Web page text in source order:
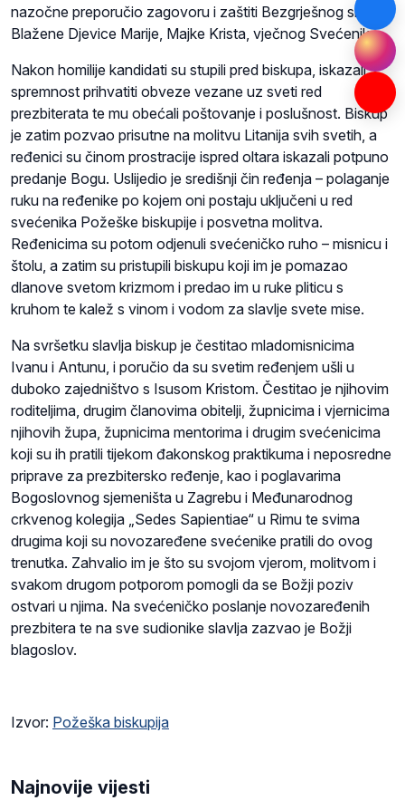
nazočne preporučio zagovoru i zaštiti Bezgrješnog srca
Blažene Djevice Marije, Majke Krista, vječnog Svećenika.
Nakon homilije kandidati su stupili pred biskupa, iskazali
spremnost prihvatiti obveze vezane uz sveti red
prezbiterata te mu obećali poštovanje i poslušnost. Biskup
je zatim pozvao prisutne na molitvu Litanija svih svetih, a
ređenici su činom prostracije ispred oltara iskazali potpuno
predanje Bogu. Uslijedio je središnji čin ređenja – polaganje
ruku na ređenike po kojem oni postaju uključeni u red
svećenika Požeške biskupije i posvetna molitva.
Ređenicima su potom odjenuli svećeničko ruho – misnicu i
štolu, a zatim su pristupili biskupu koji im je pomazao
dlanove svetom krizmom i predao im u ruke pliticu s
kruhom te kalež s vinom i vodom za slavlje svete mise.
Na svršetku slavlja biskup je čestitao mladomisnicima
Ivanu i Antunu, i poručio da su svetim ređenjem ušli u
duboko zajedništvo s Isusom Kristom. Čestitao je njihovim
roditeljima, drugim članovima obitelji, župnicima i vjernicima
njihovih župa, župnicima mentorima i drugim svećenicima
koji su ih pratili tijekom đakonskog praktikuma i neposredne
priprave za prezbitersko ređenje, kao i poglavarima
Bogoslovnog sjemeništa u Zagrebu i Međunarodnog
crkvenog kolegija „Sedes Sapientiae“ u Rimu te svima
drugima koji su novozaređene svećenike pratili do ovog
trenutka. Zahvalio im je što su svojom vjerom, molitvom i
svakom drugom potporom pomogli da se Božji poziv
ostvari u njima. Na svećeničko poslanje novozaređenih
prezbitera te na sve sudionike slavlja zazvao je Božji
blagoslov.
Izvor: Požeška biskupija
Najnovije vijesti